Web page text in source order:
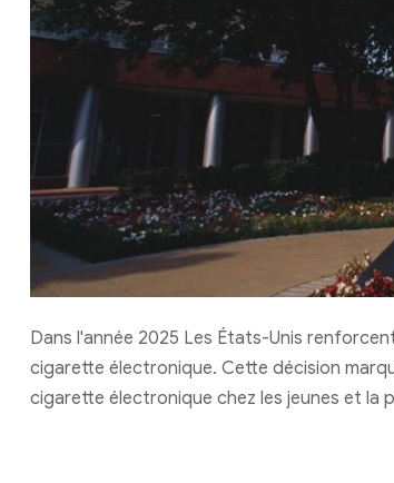
Dans l'année 2025 Les États-Unis
cigarette électronique. Cette décision
cigarette électronique chez les jeunes et la